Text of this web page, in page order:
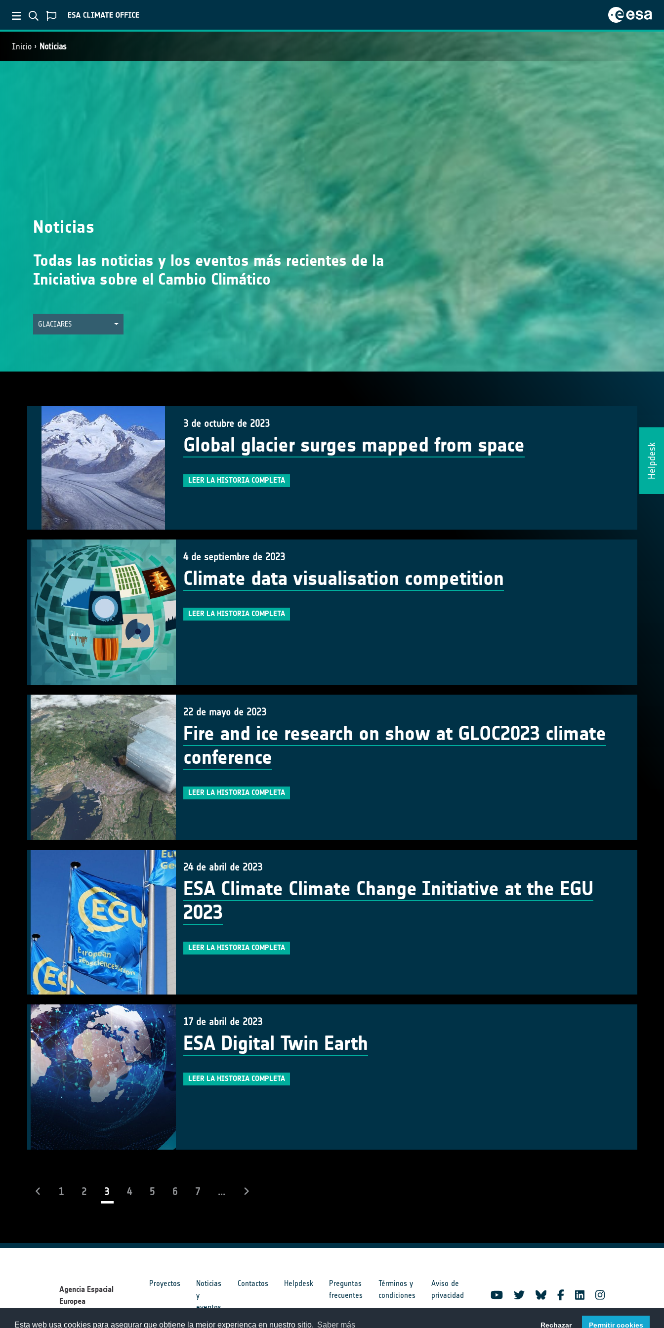
Esta web usa cookies para asegurar que obtiene la mejor experienca en nuestro sitio. Saber más Rechazar Permitir cookies
Inicio Noticias
Helpdesk
Noticias
Todas las noticias y los eventos más recientes de la
Iniciativa sobre el Cambio Climático
GLACIARES
3 de octubre de 2023
Global glacier surges mapped from space
LEER LA HISTORIA COMPLETA
4 de septiembre de 2023
Climate data visualisation competition
LEER LA HISTORIA COMPLETA
22 de mayo de 2023
Fire and ice research on show at GLOC2023 climate
conference
LEER LA HISTORIA COMPLETA
24 de abril de 2023
ESA Climate Climate Change Initiative at the EGU
2023
LEER LA HISTORIA COMPLETA
17 de abril de 2023
ESA Digital Twin Earth
LEER LA HISTORIA COMPLETA
1 2 3(current)
4 5 6 7 ...
Agencia Espacial
Europea
Proyectos
Noticias
y
eventos
Contactos Helpdesk
Preguntas
frecuentes
Términos y
condiciones
Aviso de
privacidad